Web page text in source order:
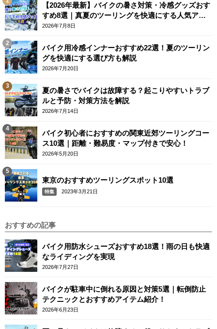
【2026年最新】バイクの暑さ対策・冷感グッズおす
すめ8選｜真夏のツーリングを快適にする人気アイ
テム
2026年7月8日
バイク用冷感インナーおすすめ22選！夏のツーリン
グを快適にする選び方も解説
2026年7月20日
夏の暑さでバイクは故障する？起こりやすいトラブ
ルと予防・対策方法を解説
2026年7月14日
バイク初心者におすすめの関東近郊ツーリングコー
ス10選｜距離・難易度・マップ付きで安心！
2026年5月20日
東京のおすすめツーリングスポット10選
特集 2023年3月21日
おすすめの記事
バイク用防水シューズおすすめ18選！雨の日も快適
なライディングを実現
2026年7月27日
バイクが駐車中に倒れる原因と対策5選｜転倒防止
テクニックとおすすめアイテム紹介！
2026年6月23日